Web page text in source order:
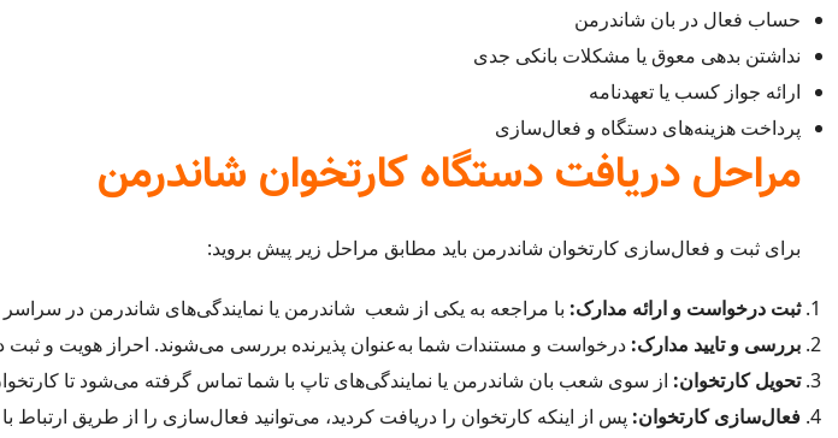
حساب فعال در بان شاندرمن
نداشتن بدهی معوق یا مشکلات بانکی جدی
ارائه جواز کسب یا تعهدنامه
پرداخت هزینه‌های دستگاه و فعال‌سازی
مراحل دریافت دستگاه کارتخوان شاندرمن
برای ثبت و فعال‌سازی کارتخوان شاندرمن باید مطابق مراحل زیر پیش بروید:
ثبت درخواست و ارائه مدارک: با مراجعه به یکی از شعب شاندرمن یا نمایندگی‌های شاندرمن در سراسر
بررسی و تایید مدارک: درخواست و مستندات شما به‌عنوان پذیرنده بررسی می‌شوند. احراز هویت و
تحویل کارتخوان: از سوی شعب بان شاندرمن یا نمایندگی‌های تاپ با شما تماس گرفته می‌شود تا
فعال‌سازی کارتخوان: پس از اینکه کارتخوان را دریافت کردید، می‌توانید فعال‌سازی را از طریق